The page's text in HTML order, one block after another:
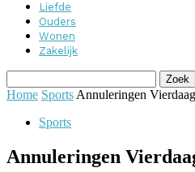
Liefde
Ouders
Wonen
Zakelijk
Home Sports Annuleringen
Sports
Annuleringen